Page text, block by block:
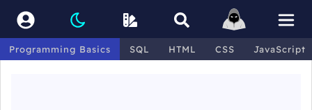
Programming Basics SQL HTML CSS JavaScript